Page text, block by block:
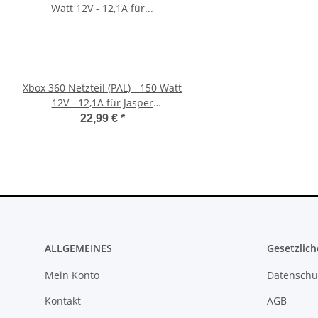
Xbox 360 Netzteil (PAL) - 150 Watt
12V - 12,1A für Jasper
Mainboards gebraucht
22,99 € *
ALLGEMEINES
Mein Konto
Kontakt
AGB